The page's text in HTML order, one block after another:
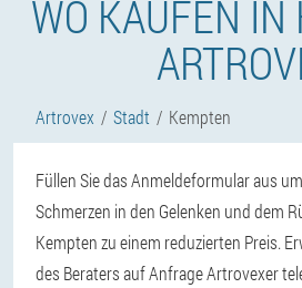
WO KAUFEN IN
Artrovex Stadt Kempten
Füllen Sie das Anmeldeformular aus
Schmerzen in den Gelenken und dem
Kempten zu einem reduzierten Preis.
des Beraters auf Anfrage Artrovexer